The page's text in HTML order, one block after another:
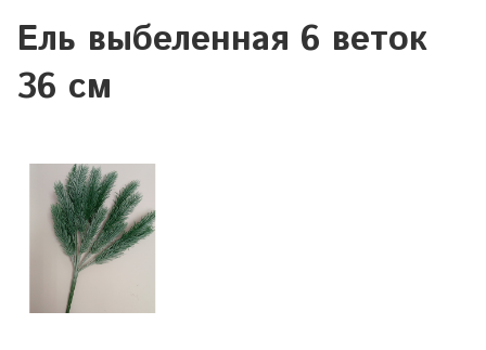
Ель выбеленная 6 веток
36 см